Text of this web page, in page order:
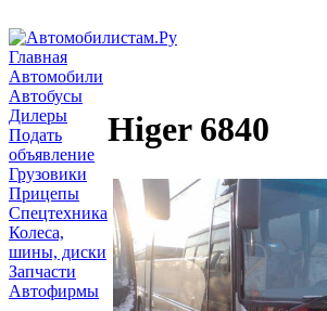
Главная
Автомобили
Автобусы
Дилеры
Подать
объявление
Грузовики
Прицепы
Спецтехника
Колеса,
шины, диски
Запчасти
Автофирмы
Higer 6840